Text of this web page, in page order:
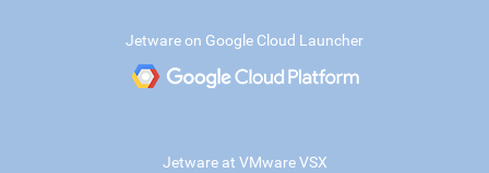
Jetware on Google Cloud Launcher
Jetware at VMware VSX